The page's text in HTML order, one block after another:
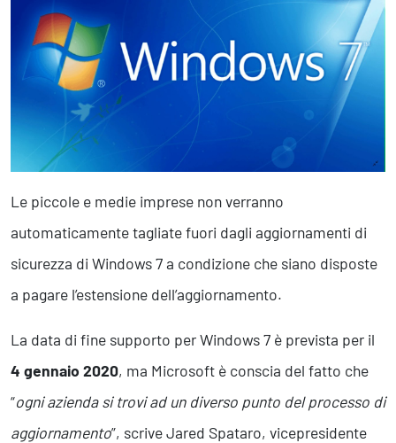
Europe
Digital
Modern Infrastructure
Produttività & Lavoro in Team
Remote Working & Video e Audio Conferencing
Sicurezza & Conformità
Business Intelligence, Analitiche e Intelligenza Artificiale
Sviluppo App
Operation
Smart Working
Project Management
Finanza & Gestione Economica
Risk Management
Sistemi di Gestione
Le piccole e medie imprese non verranno
automaticamente tagliate fuori dagli aggiornamenti di
sicurezza di Windows 7 a condizione che siano disposte
a pagare l’estensione dell’aggiornamento.
La data di fine supporto per Windows 7 è prevista per il
4 gennaio 2020, ma Microsoft è conscia del fatto che
“ogni azienda si trovi ad un diverso punto del processo di
aggiornamento”, scrive Jared Spataro, vicepresidente